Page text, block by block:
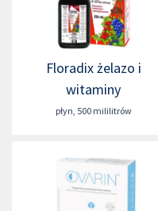
Floradix żelazo i
witaminy
płyn, 500 mililitrów